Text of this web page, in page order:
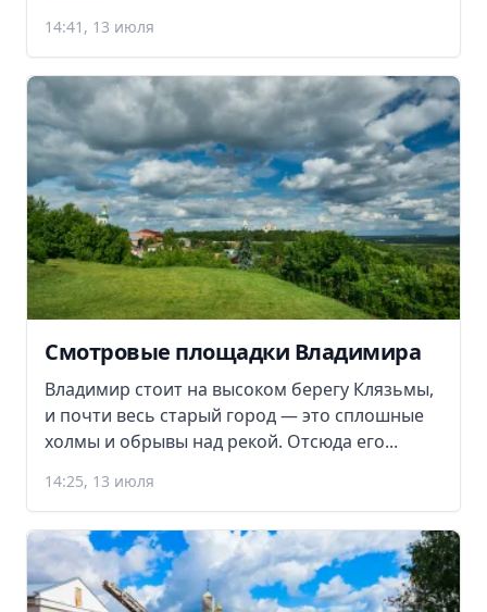
14:41, 13 июля
Смотровые площадки Владимира
Владимир стоит на высоком берегу Клязьмы,
и почти весь старый город — это сплошные
холмы и обрывы над рекой. Отсюда его...
14:25, 13 июля